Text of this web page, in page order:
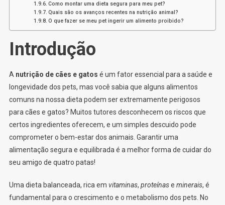
Como montar uma dieta segura para meu pet?
Quais são os avanços recentes na nutrição animal?
O que fazer se meu pet ingerir um alimento proibido?
Introdução
A nutrição de cães e gatos é um fator essencial para a saúde e
longevidade dos pets, mas você sabia que alguns alimentos
comuns na nossa dieta podem ser extremamente perigosos
para cães e gatos? Muitos tutores desconhecem os riscos que
certos ingredientes oferecem, e um simples descuido pode
comprometer o bem-estar dos animais. Garantir uma
alimentação segura e equilibrada é a melhor forma de cuidar do
seu amigo de quatro patas!
Uma dieta balanceada, rica em vitaminas, proteínase minerais, é
fundamental para o crescimento e o metabolismo dos pets. No